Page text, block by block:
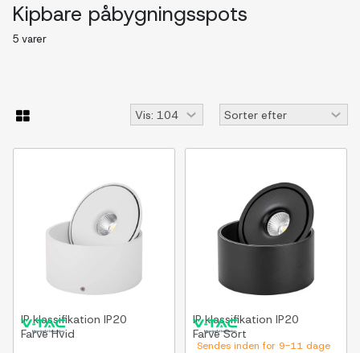
Kipbare påbygningsspots
5 varer
IP klassifikation IP20
FarveHvid
Sendes inden for 9-11 dage
IP klassifikation IP20
FarveSort